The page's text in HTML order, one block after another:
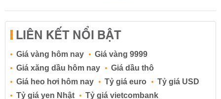
LIÊN KẾT NỔI BẬT
Giá vàng hôm nay
Giá vàng 9999
Giá xăng dầu hôm nay
Giá dầu thô
Giá heo hơi hôm nay
Tỷ giá euro
Tỷ giá USD
Tỷ giá yen Nhật
Tỷ giá vietcombank